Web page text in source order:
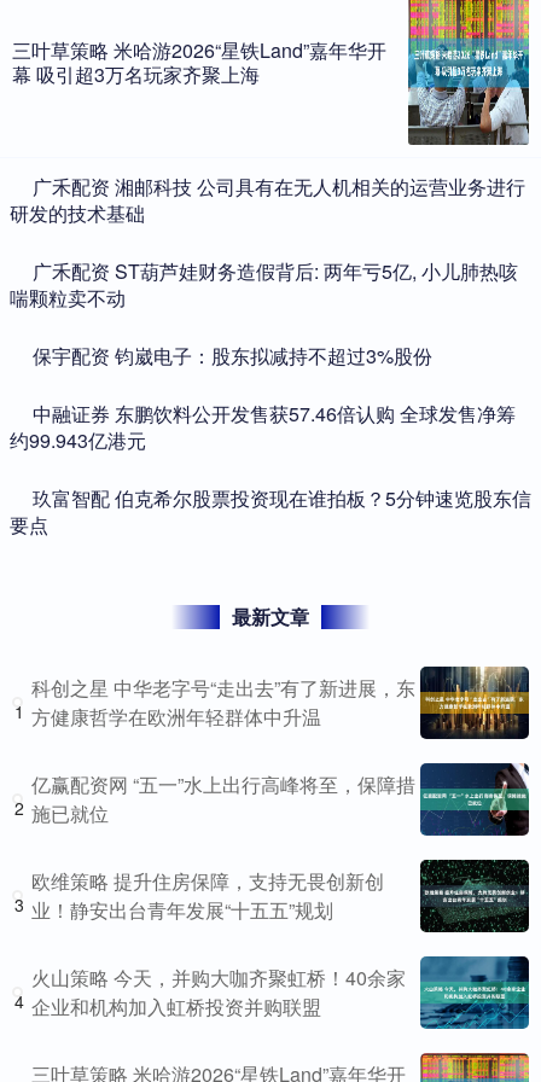
三叶草策略 米哈游2026“星铁Land”嘉年华开
幕 吸引超3万名玩家齐聚上海
​广禾配资 湘邮科技 公司具有在无人机相关的运营业务进行
研发的技术基础
​广禾配资 ST葫芦娃财务造假背后: 两年亏5亿, 小儿肺热咳
喘颗粒卖不动
​保宇配资 钧崴电子：股东拟减持不超过3%股份
​中融证券 东鹏饮料公开发售获57.46倍认购 全球发售净筹
约99.943亿港元
​玖富智配 伯克希尔股票投资现在谁拍板？5分钟速览股东信
要点
最新文章
1
科创之星 中华老字号“走出去”有了新进展，东
方健康哲学在欧洲年轻群体中升温
2
亿赢配资网 “五一”水上出行高峰将至，保障措
施已就位
3
欧维策略 提升住房保障，支持无畏创新创
业！静安出台青年发展“十五五”规划
4
火山策略 今天，并购大咖齐聚虹桥！40余家
企业和机构加入虹桥投资并购联盟
三叶草策略 米哈游2026“星铁Land”嘉年华开